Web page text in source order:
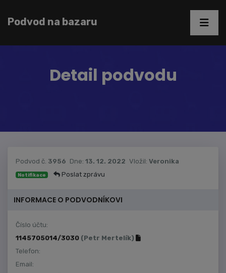
Podvod na bazaru
Detail podvodu
Podvod č. 3956 Dne: 13. 12. 2022 Vložil: Veronika
Notifikace Poslat zprávu
INFORMACE O PODVODNÍKOVI
Číslo účtu:
1145705014/3030 (Petr Mertelík)
Telefon:
Email: